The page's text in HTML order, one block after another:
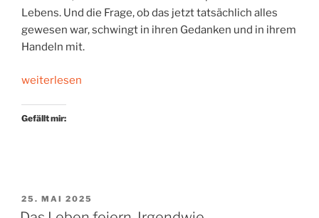
Lebens. Und die Frage, ob das jetzt tatsächlich alles
gewesen war, schwingt in ihren Gedanken und in ihrem
Handeln mit.
„Gelebte
weiterlesen
Gefällt mir:
VERÖFFENTLICHT
AM
25. MAI 2025